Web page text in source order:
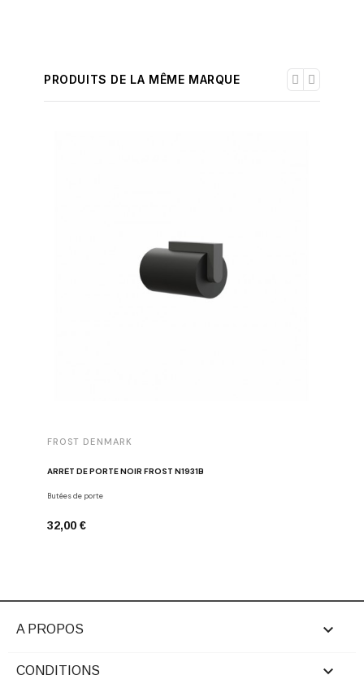
PRODUITS DE LA MÊME MARQUE
FROST DENMARK
ARRÊT DE PORTE NOIR FROST N1931B
Butées de porte
32,00 €
A PROPOS 
CONDITIONS 